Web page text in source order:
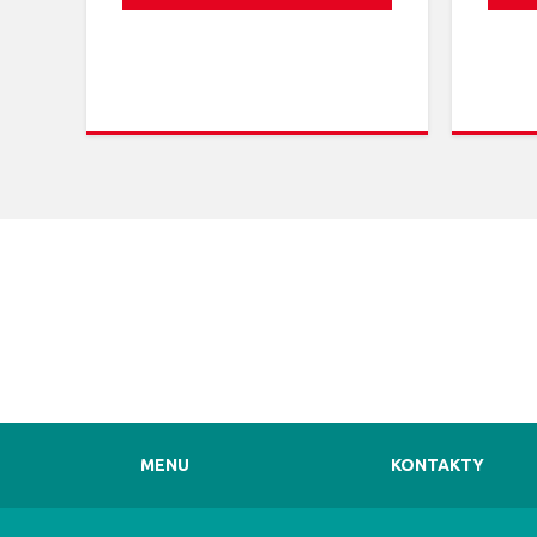
MENU KONTAKTY